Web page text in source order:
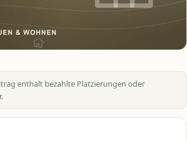
enthält bezahlte Platzierungen oder